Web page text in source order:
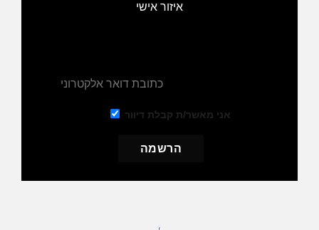
איזור אישי
אני מאשר/ת קבלת דיוור